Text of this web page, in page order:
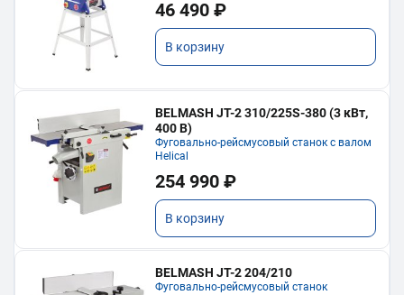
46 490 ₽
В корзину
BELMASH JT-2 310/225S-380 (3 кВт,
400 В)
Фуговально-рейсмусовый станок с валом
Helical
254 990 ₽
В корзину
BELMASH JT-2 204/210
Фуговально-рейсмусовый станок